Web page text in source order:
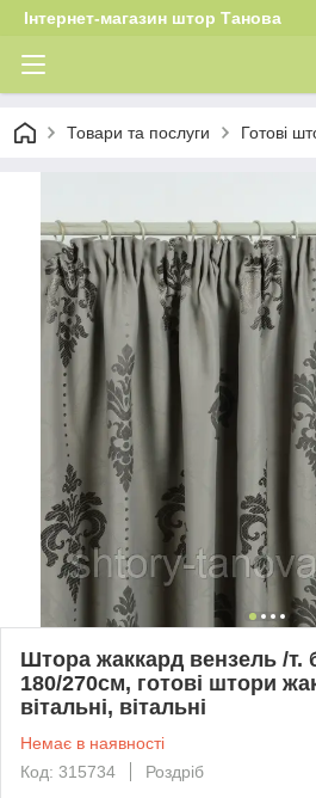
Інтернет-магазин штор Танова
Товари та послуги Готові
Штора жаккард вензель /т.
180/270см, готові штори
вітальні, вітальні
Немає в наявності
Код: 315734
Роздріб